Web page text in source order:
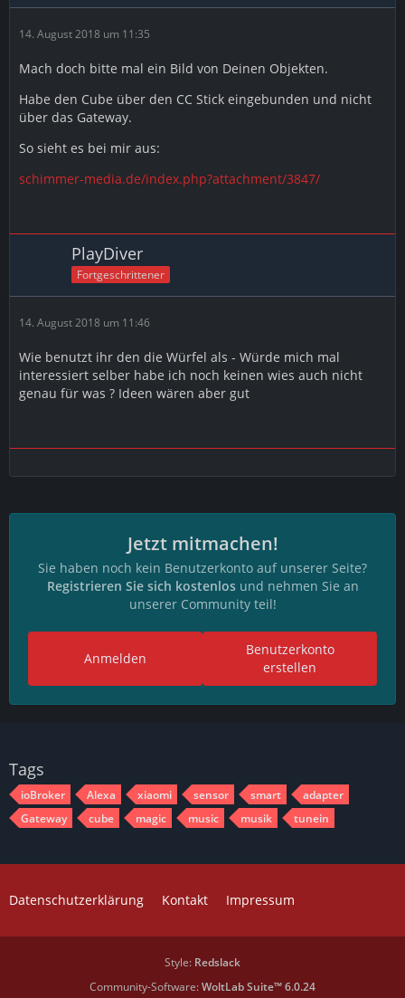
14. August 2018 um 11:35
Mach doch bitte mal ein Bild von Deinen Objekten.
Habe den Cube über den CC Stick eingebunden und nicht
über das Gateway.
So sieht es bei mir aus:
schimmer-media.de/index.php?attachment/3847/
PlayDiver
Fortgeschrittener
14. August 2018 um 11:46
Wie benutzt ihr den die Würfel als - Würde mich mal
interessiert selber habe ich noch keinen wies auch nicht
genau für was ? Ideen wären aber gut
Jetzt mitmachen!
Sie haben noch kein Benutzerkonto auf unserer Seite?
Registrieren Sie sich kostenlosund nehmen Sie an
unserer Community teil!
Benutzerkonto
erstellen
Anmelden
Tags
ioBroker Alexa xiaomi sensor smart
adapter
Gateway
cube magic music musik tunein
Datenschutzerklärung Kontakt Impressum
Style: Redslack
Community-Software:WoltLab Suite™ 6.0.24